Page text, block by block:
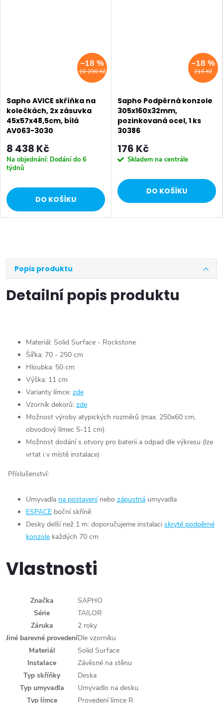
Popis produktu
Detailní popis produktu
Materiál: Solid Surface - Rockstone
Šířka: 70 - 250 cm
Hloubka: 50 cm
Výška: 11 cm
Varianty límce: zde
Vzorník dekorů: zde
Možnost výroby atypických rozměrů (max. 250x60 cm,
obvodový límec 5-11 cm)
Možnost dodání s otvory pro baterii a odpad dle výkresu (lze
vrtat i v místě instalace)
Příslušenství:
Umyvadla na postavenínebo zápustná umyvadla
ESPACE boční skříně
Desky delší než 1 m: doporučujeme instalaci skryté podpěrné
konzole každých 70 cm
Vlastnosti
Značka
SAPHO
Série
TAILOR
Záruka
2 roky
Jiné barevné provedeníDle vzorníku
Materiál
Solid Surface
Instalace
Závěsné na stěnu
Typ skříňky
Deska
Typ umyvadla
Umyvadlo na desku
Typ límce
Provedení límce R
10 290 Kč
–18 %
Sapho AVICE skříňka na
kolečkách, 2x zásuvka
45x57x48,5cm, bílá
AV063-3030
8 438 Kč
Na objednání: Dodání do 6
týdnů
DO KOŠÍKU
215 Kč
–18 %
Sapho Podpěrná konzole
305x160x32mm,
pozinkovaná ocel, 1 ks
30386
176 Kč
Skladem na centrále
DO KOŠÍKU